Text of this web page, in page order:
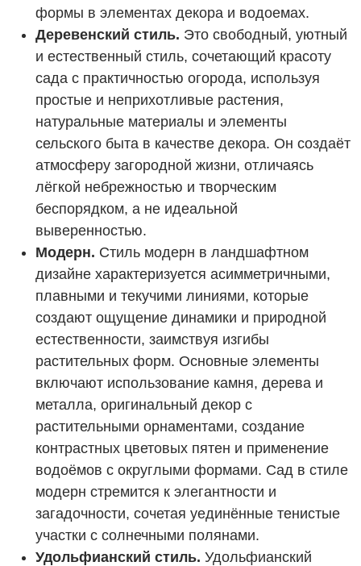
формы в элементах декора и водоемах.
Деревенский стиль. Это свободный, уютный
и естественный стиль, сочетающий красоту
сада с практичностью огорода, используя
простые и неприхотливые растения,
натуральные материалы и элементы
сельского быта в качестве декора. Он создаёт
атмосферу загородной жизни, отличаясь
лёгкой небрежностью и творческим
беспорядком, а не идеальной
выверенностью.
Модерн. Стиль модерн в ландшафтном
дизайне характеризуется асимметричными,
плавными и текучими линиями, которые
создают ощущение динамики и природной
естественности, заимствуя изгибы
растительных форм. Основные элементы
включают использование камня, дерева и
металла, оригинальный декор с
растительными орнаментами, создание
контрастных цветовых пятен и применение
водоёмов с округлыми формами. Сад в стиле
модерн стремится к элегантности и
загадочности, сочетая уединённые тенистые
участки с солнечными полянами.
Удольфианский стиль. Удольфианский